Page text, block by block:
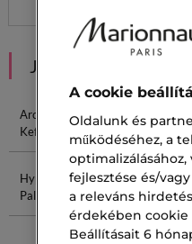
JAVASOLT NEKED
Arctisztító
Kefe
Zöld Szilva
Hypnôse
Paletta
Krém
Hegekre
A cookie
Oldalunk és
működéséhez, a
fejlesztése és/
a releváns
érdekében cookie
Beállításait 6